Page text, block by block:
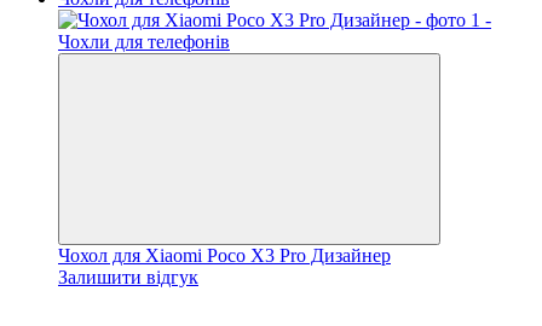
Чохол для Xiaomi Poco X3 Pro Дизайнер
Залишити відгук